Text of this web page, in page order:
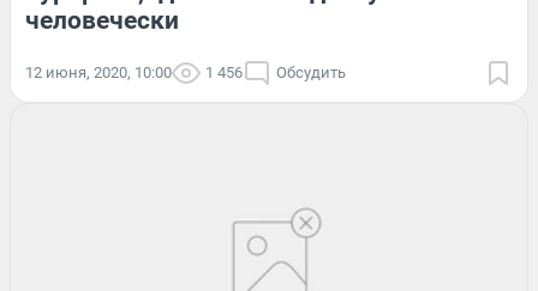
человечески
12 июня, 2020, 10:00 1 456 Обсудить